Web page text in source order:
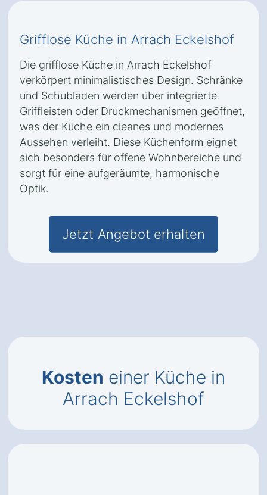
Grifflose Küche in Arrach Eckelshof
Die grifflose Küche in Arrach Eckelshof
verkörpert minimalistisches Design. Schränke
und Schubladen werden über integrierte
Griffleisten oder Druckmechanismen geöffnet,
was der Küche ein cleanes und modernes
Aussehen verleiht. Diese Küchenform eignet
sich besonders für offene Wohnbereiche und
sorgt für eine aufgeräumte, harmonische
Optik.
Jetzt Angebot erhalten
Kosten einer Küche in
Arrach Eckelshof